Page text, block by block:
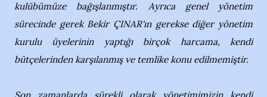
kulübümüze bağışlanmıştır. Ayrıca genel yönetim
sürecinde gerek Bekir ÇINAR'ın gerekse diğer yönetim
kurulu üyelerinin yaptığı birçok harcama, kendi
bütçelerinden karşılanmış ve temlike konu edilmemiştir.